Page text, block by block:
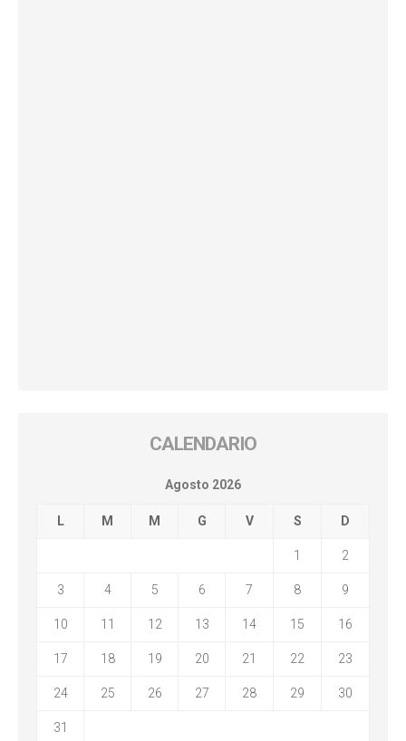
CALENDARIO
Agosto 2026
L M M G V S D
1 2
3 4 5 6 7 8 9
10 11 12 13 14 15 16
17 18 19 20 21 22 23
24 25 26 27 28 29 30
31